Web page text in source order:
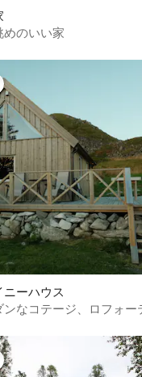
めのいい家
ーハウス
なコテージ、ロフォー